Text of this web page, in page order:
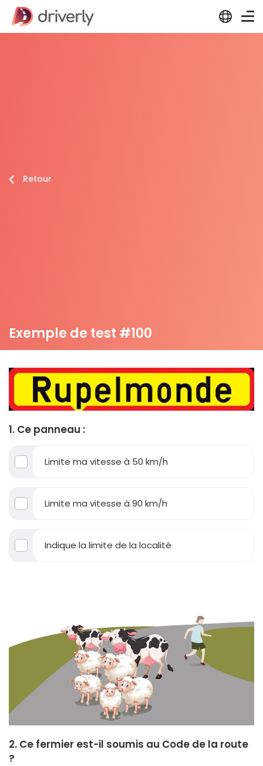
Retour
Exemple de test #100
1. Ce panneau :
Limite ma vitesse à 50 km/h
Limite ma vitesse à 90 km/h
Indique la limite de la localité
2. Ce fermier est-il soumis au Code de la route
?